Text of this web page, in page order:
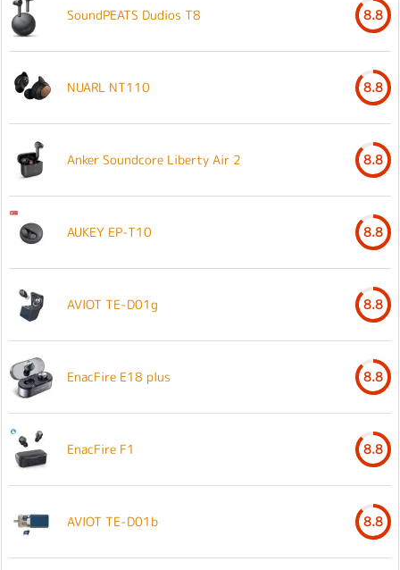
SoundPEATS Dudios T8 8.8
NUARL NT110 8.8
Anker Soundcore Liberty Air 2 8.8
AUKEY EP-T10 8.8
AVIOT TE-D01g 8.8
EnacFire E18 plus 8.8
EnacFire F1 8.8
AVIOT TE-D01b 8.8